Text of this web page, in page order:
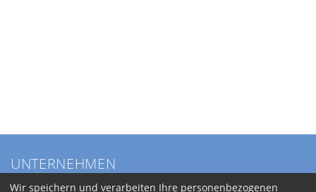
UNTERNEHMEN
Über BKL
Wir speichern und verarbeiten Ihre personenbezogenen